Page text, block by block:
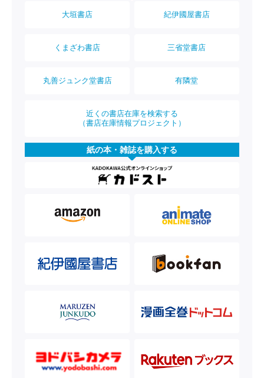
大垣書店 紀伊國屋書店
くまざわ書店 三省堂書店
丸善ジュンク堂書店 有隣堂
近くの書店在庫を検索する
（書店在庫情報プロジェクト）
紙の本・雑誌を購入する